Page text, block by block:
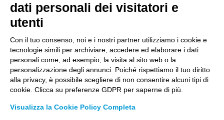
Tutto il materiale di questo sito è © copyright 2002-2019 di
Laboratorio Chimico Camera di Commercio Torino. È vietata la
riproduzione, anche parziale. Laboratorio Chimico Camera
Commercio Torino - Via Ventimiglia, 165 - 10127 Torino.
Centralino011.6700111- Fax 011.6700100 | E-mail
etichettatura@lab-to.camcom.it
dati personali dei visitatori e
utenti
Con il tuo consenso, noi e i nostri partner utilizziamo i cookie e
tecnologie simili per archiviare, accedere ed elaborare i dati
personali come, ad esempio, la visita al sito web o la
personalizzazione degli annunci. Poiché rispettiamo il tuo diritto
alla privacy, è possibile scegliere di non consentire alcuni tipi di
cookie. Clicca su preferenze GDPR per saperne di più.
Visualizza la Cookie Policy Completa